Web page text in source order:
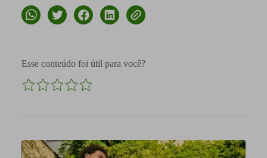
Esse conteúdo foi útil para você?